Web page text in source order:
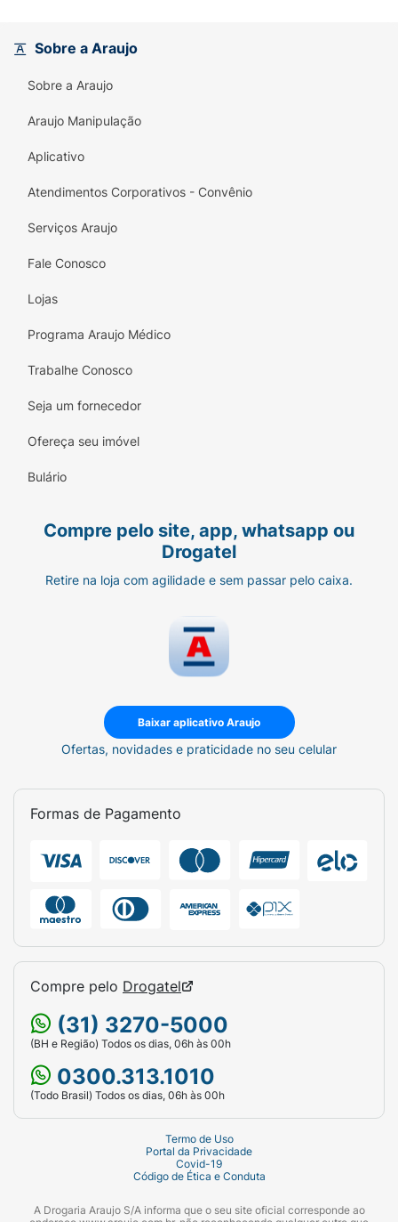
desgaste diário.
Principais Diferenciais:
Selagem Imediata:
capilar para um crescimento visivelmente
mais saudável.
Ação Prebiótica:
maciez e brilho sem deixar os fios pesados.
Desembaraço Fácil:
Tipo:Condicionador.
com dificuldade de crescimento.
Sobre a Araujo
Sobre a Araujo
Araujo Manipulação
Aplicativo
Atendimentos Corporativos - Convênio
Serviços Araujo
Fale Conosco
Lojas
Programa Araujo Médico
Trabalhe Conosco
Seja um fornecedor
Ofereça seu imóvel
Bulário
Compre pelo site, app, whatsapp ou
Drogatel
Retire na loja com agilidade e sem passar pelo caixa.
Baixar aplicativo Araujo
Ofertas, novidades e praticidade no seu celular
Formas de Pagamento
Compre pelo Drogatel
(31) 3270-5000
(BH e Região) Todos os dias, 06h às 00h
0300.313.1010
(Todo Brasil) Todos os dias, 06h às 00h
Termo de Uso
Portal da Privacidade
Covid-19
Código de Ética e Conduta
A Drogaria Araujo S/A informa que o seu site oficial corresponde ao